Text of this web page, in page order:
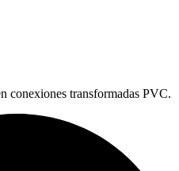
conexiones transformadas PVC.